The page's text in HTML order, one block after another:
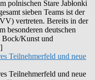
polnischen Stare Jabłonki
sieben Teams ist der
vertreten. Bereits in der
besonderen deutschen
Bock/Kunst und
Teilnehmerfeld und neue
Teilnehmerfeld und neue